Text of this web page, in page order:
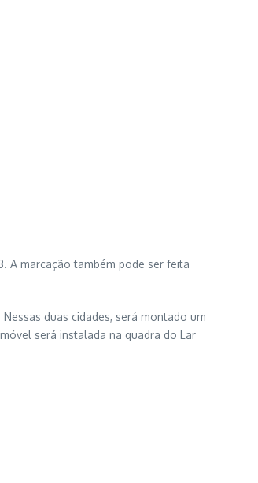
A marcação também pode ser feita
duas cidades, será montado um
será instalada na quadra do Lar